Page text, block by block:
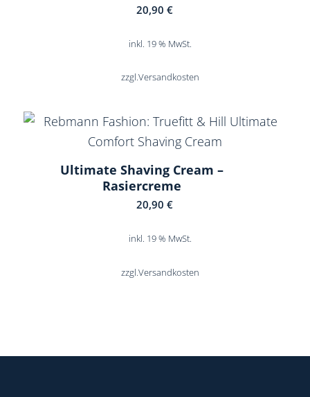
20,90€
inkl. 19 % MwSt.
zzgl.Versandkosten
Ultimate Shaving Cream –
Rasiercreme
20,90€
inkl. 19 % MwSt.
zzgl.Versandkosten